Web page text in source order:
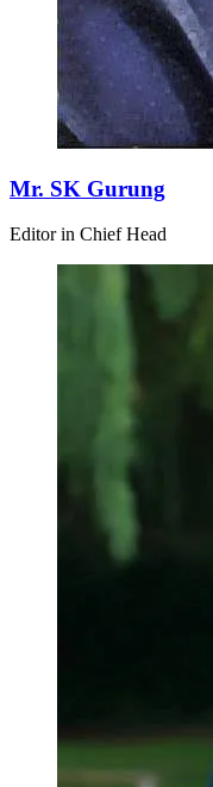
Mr. SK Gurung
Editor in Chief Head